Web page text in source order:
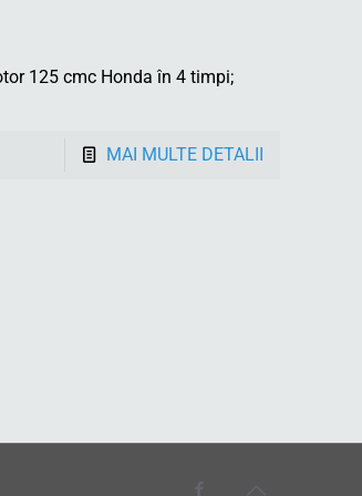
125 cmc Honda în 4 timpi;
MAI MULTE DETALII